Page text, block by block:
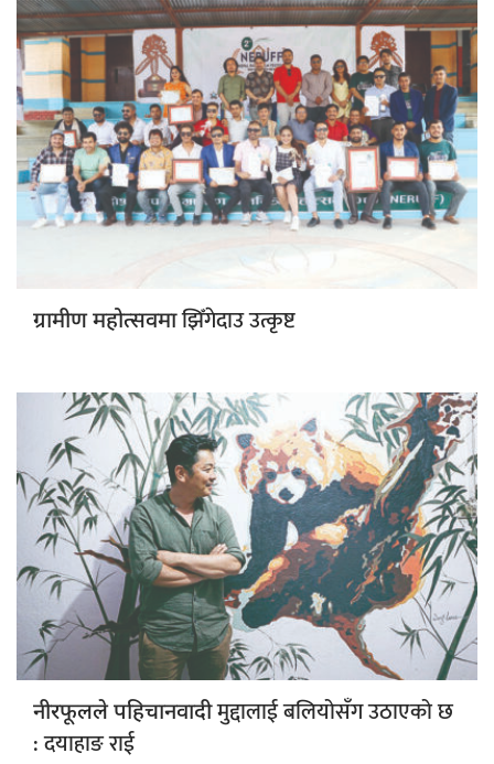
ग्रामीण महोत्सवमाझिँगेदाउ उत्कृष्ट
नीरफूलले पहिचानवादीमुद्दालाई बलियोसँग उठाएको छ
: दयाहाङ राई